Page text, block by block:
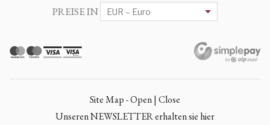
PREISE IN
Site Map - Open | Close
Unseren NEWSLETTER erhalten sie hier